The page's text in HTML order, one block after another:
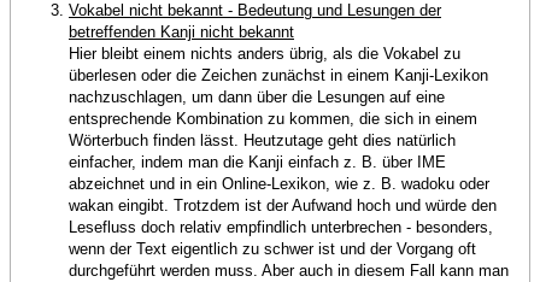
Vokabel nicht bekannt - Bedeutung und Lesungen der
betreffenden Kanji nicht bekannt
Hier bleibt einem nichts anders übrig, als die Vokabel zu
überlesen oder die Zeichen zunächst in einem Kanji-Lexikon
nachzuschlagen, um dann über die Lesungen auf eine
entsprechende Kombination zu kommen, die sich in einem
Wörterbuch finden lässt. Heutzutage geht dies natürlich
einfacher, indem man die Kanji einfach z. B. über IME
abzeichnet und in ein Online-Lexikon, wie z. B. wadoku oder
wakan eingibt. Trotzdem ist der Aufwand hoch und würde den
Lesefluss doch relativ empfindlich unterbrechen - besonders,
wenn der Text eigentlich zu schwer ist und der Vorgang oft
durchgeführt werden muss. Aber auch in diesem Fall kann man